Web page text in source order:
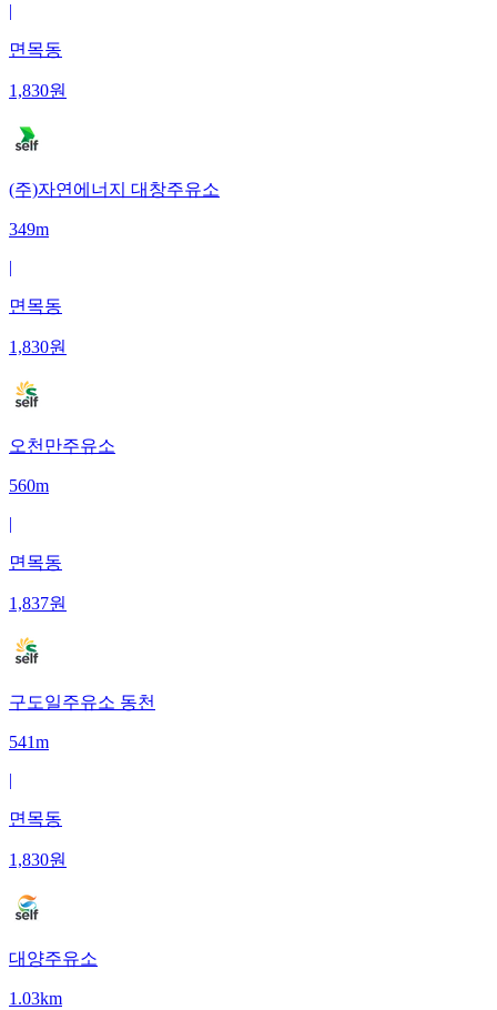
|
면목동
1,830원
(주)자연에너지 대창주유소
349m
|
면목동
1,830원
오천만주유소
560m
|
면목동
1,837원
구도일주유소 동천
541m
|
면목동
1,830원
대양주유소
1.03km